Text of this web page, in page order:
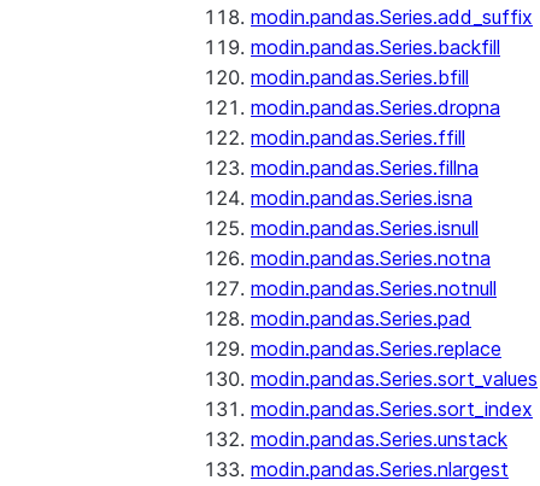
modin.pandas.Series.add_suffix
modin.pandas.Series.backfill
modin.pandas.Series.bfill
modin.pandas.Series.dropna
modin.pandas.Series.ffill
modin.pandas.Series.fillna
modin.pandas.Series.isna
modin.pandas.Series.isnull
modin.pandas.Series.notna
modin.pandas.Series.notnull
modin.pandas.Series.pad
modin.pandas.Series.replace
modin.pandas.Series.sort_values
modin.pandas.Series.sort_index
modin.pandas.Series.unstack
modin.pandas.Series.nlargest